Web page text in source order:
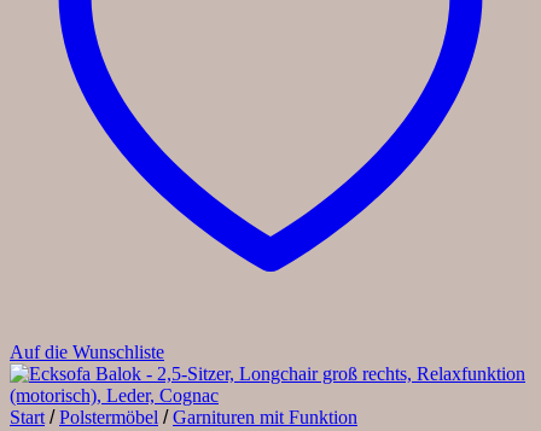
Auf die Wunschliste
Start / Polstermöbel / Garnituren mit Funktion